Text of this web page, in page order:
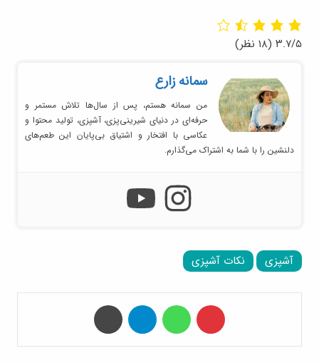
۳.۷/۵ (۱۸ نظر)
سمانه زارع
من سمانه هستم، پس از سال‌ها تلاش مستمر و
حرفه‌ای در دنیای شیرینی‌پزی، آشپزی، تولید محتوا و
عکاسی با افتخار و اشتیاق بی‌پایان این طعم‌های
دلنشین را با شما به اشتراک می‌گذارم.
آشپزی نکات آشپزی